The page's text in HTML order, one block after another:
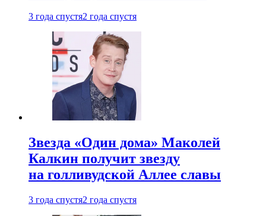
3 года спустя2 года спустя
Звезда «Один дома» Маколей
Калкин получит звезду
на голливудской Аллее славы
3 года спустя2 года спустя